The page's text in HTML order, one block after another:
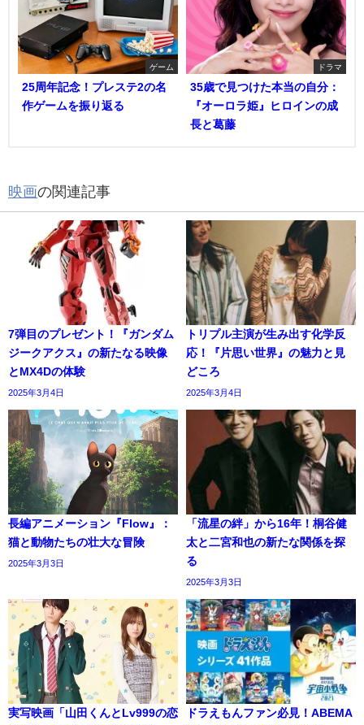
ゲーム
25周年記念！プレステ2の名
作ゲームを振り返る
ドラマ
35歳で見つけた本当の自分：
『オーロラ姫』ヒロインの成
長と葛藤
映画の関連記事
7弾目のプレゼント！『ガンダム
ジークアクス』の新たなる映像
とMX4Dの体験
2025年3月4日
トリプル主演が生み出す化学反
応！『片思い世界』の魅力と見
どころ
2025年3月4日
長編アニメーション『Flow』：
猫と動物たちの壮大な冒険
2025年3月3日
「流星の絆」から16年！桐谷健
太と二宮和也の新たな関係を探
る
2025年3月3日
実写映画「山田くんとLv999の恋
ドラえもんファン必見！ABEMA